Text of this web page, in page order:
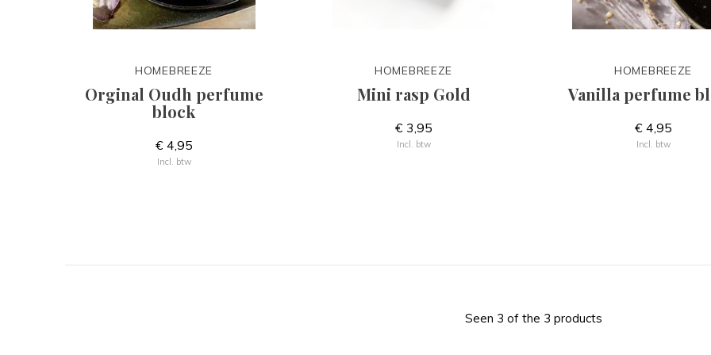
HOMEBREEZE
Orginal Oudh perfume
block
€ 4,95
Incl. btw
HOMEBREEZE
Mini rasp Gold
€ 3,95
Incl. btw
HOMEBREEZE
Vanilla perfume
€ 4,95
Incl. btw
Seen 3 of the 3 products